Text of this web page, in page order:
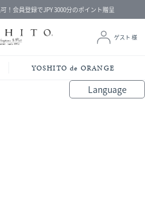
！会員登録でJPY 3000分のポイント贈呈
ゲスト 様
YOSHITO de ORANGE
Language